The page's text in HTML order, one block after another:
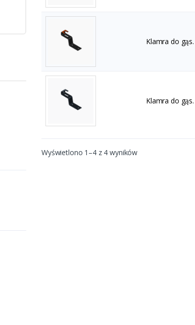
Klamra do
Klamra do
Wyświetlono 1–4 z 4 wyników